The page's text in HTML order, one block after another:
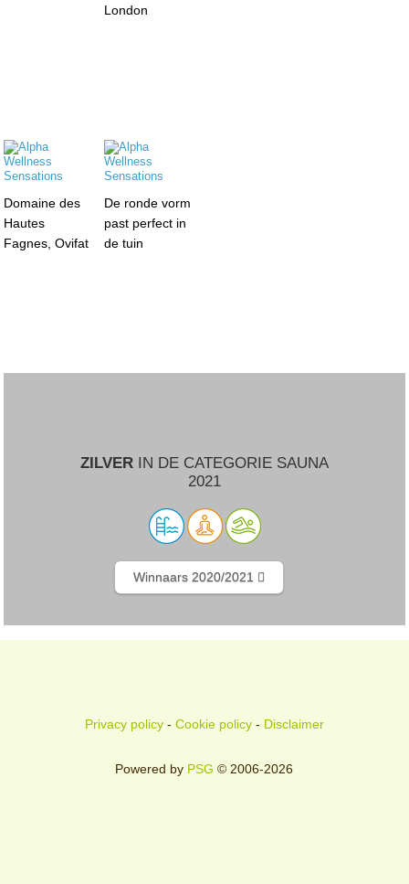
London
Domaine des
Hautes
Fagnes, Ovifat
De ronde vorm
past perfect in
de tuin
ZILVERIN DE CATEGORIE SAUNA
2021
Winnaars 2020/2021
Privacy policy- Cookie policy- Disclaimer
Powered by PSG © 2006-2026